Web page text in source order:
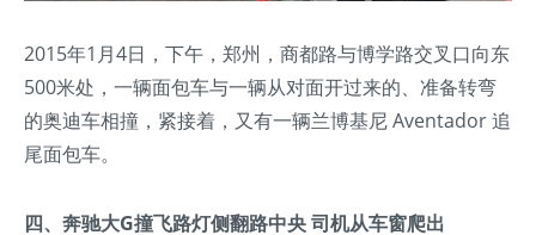
2015年1月4日，下午，郑州，商都路与博学路交叉口向东
500米处，一辆面包车与一辆从对面开过来的、准备转弯
的奥迪车相撞，紧接着，又有一辆兰博基尼 Aventador 追
尾面包车。
四、奔驰大G撞飞路灯侧翻路中央 司机从车窗爬出